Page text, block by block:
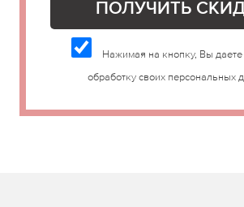
Нажимая на кнопку, Вы даете
обработку своих персональных